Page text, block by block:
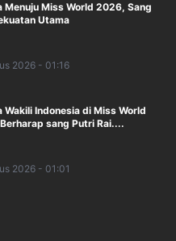
Menuju Miss World 2026, Sang
Utama
2026 - 01:16
Wakili Indonesia di Miss World
sang Putri Rai....
2026 - 01:01